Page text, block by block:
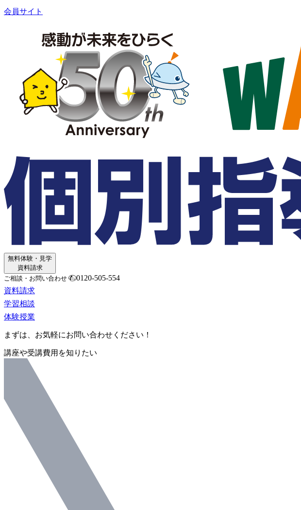
会員サイト
無料体験・見学
資料請求
ご相談・お問い合わせ
0120-505-554
資料請求
学習相談
体験授業
まずは、お気軽にお問い合わせください！
講座や受講費用を知りたい